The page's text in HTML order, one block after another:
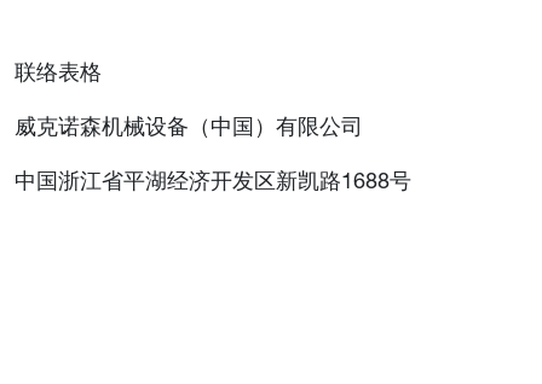
联络表格
威克诺森机械设备（中国）有限公司
中国浙江省平湖经济开发区新凯路1688号